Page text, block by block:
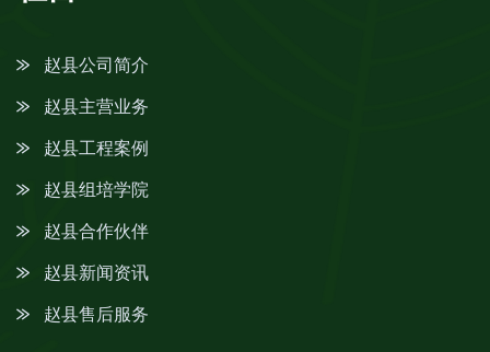
赵县公司简介
赵县主营业务
赵县工程案例
赵县组培学院
赵县合作伙伴
赵县新闻资讯
赵县售后服务